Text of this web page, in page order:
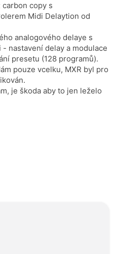
carbon copy s
Midi Delaytion od
analogového delaye s
nastavení delay a modulace
presetu (128 programů).
pouze vcelku, MXR byl pro
je škoda aby to jen leželo